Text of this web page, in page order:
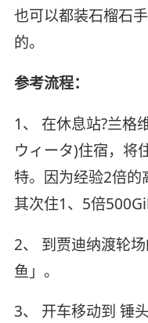
也可以都装石榴石
的。
参考流程：
1、 在休息站?兰格
ウィータ)住宿，将
特。因为经验2倍的
其次住1、5倍
2、 到贾迪纳渡轮
鱼」。
3、 开车移动到 锤头